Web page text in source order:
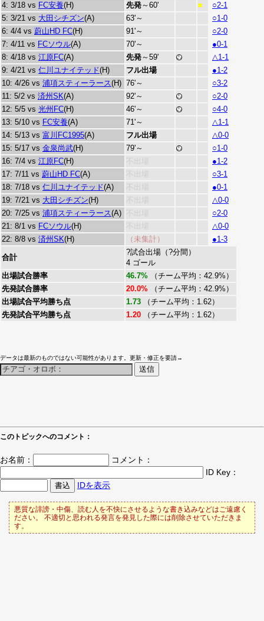
4: 3/18 vs FC安養(H) 先発～60' ■
○2-1
5: 3/21 vs 大田シチズン(A) 63'～
○1-0
6: 4/4 vs 蔚山HD FC(H) 91'～
○2-0
7: 4/11 vs FCソウル(A) 70'～
●0-1
8: 4/18 vs 江原FC(A) 先発～59'
△1-1
9: 4/21 vs 仁川ユナイテッド(H) フル出場
●1-2
10: 4/26 vs 浦項スティーラース(H) 76'～
○3-2
11: 5/2 vs 済州SK(A) 92'～
○2-0
12: 5/5 vs 光州FC(H) 46'～
○4-0
13: 5/10 vs FC安養(A) 71'～
△1-1
14: 5/13 vs 富川FC1995(A) フル出場
△0-0
15: 5/17 vs 金泉尚武(H) 79'～
○1-0
16: 7/4 vs 江原FC(H) 不出場
●1-2
17: 7/11 vs 蔚山HD FC(A) 不出場
○3-1
18: 7/18 vs 仁川ユナイテッド(A) 不出場
●0-1
19: 7/21 vs 大田シチズン(H) 不出場
△0-0
20: 7/25 vs 浦項スティーラース(A) 不出場
○2-0
21: 8/1 vs FCソウル(H) 不出場
△0-0
22: 8/8 vs 済州SK(H) （未集計） ●1-3
合計
?試合出場（?分間）
4 ゴール
出場試合勝率
46.7% （チーム平均：42.9%）
先発試合勝率
20.0% （チーム平均：42.9%）
出場試合平均勝ち点
1.73 （チーム平均：1.62）
先発試合平均勝ち点
1.20 （チーム平均：1.62）
データは最新のものではない可能性があります。更新・修正を要請→
このトピックへのコメント：
お名前：
コメント：
ID Key：
IDを表示
悪質な誹謗・中傷、読む人を不快にさせるような書き込みなどはご遠慮く
ださい。 不適切と思われる発言を発見した際には削除させていただきま
す。